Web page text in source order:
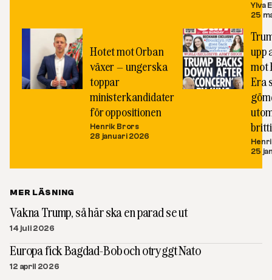
Ylva
25
Hotet mot Orban
växer – ungerska
toppar
ministerkandidater
för oppositionen
Henrik Brors
28 januari 2026
upp
mot
Era
25
MER LÄSNING
Vakna Trump, så här ska en parad se ut
14 juli 2026
Europa fick Bagdad-Bob och otryggt Nato
12 april 2026